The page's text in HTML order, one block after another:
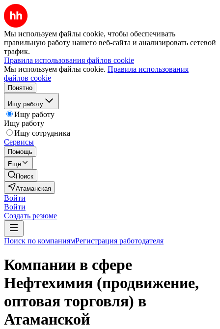
Мы используем файлы cookie, чтобы обеспечивать
правильную работу нашего веб-сайта и анализировать сетевой
трафик.
Правила использования файлов cookie
Мы используем файлы cookie. Правила использования
файлов cookie
Понятно
Ищу работу
Ищу работу
Ищу работу
Ищу сотрудника
Сервисы
Помощь
Ещё
Поиск
Атаманская
Войти
Войти
Создать резюме
Поиск по компаниямРегистрация работодателя
Компании в сфере
Нефтехимия (продвижение,
оптовая торговля) в
Атаманской